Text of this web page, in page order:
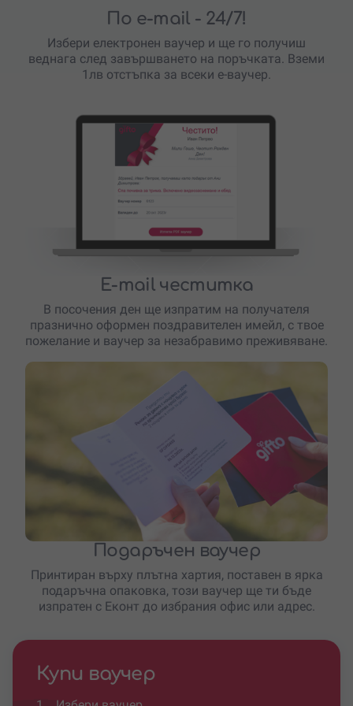
По e-mail - 24/7!
Избери електронен ваучер и ще го получиш
веднага след завършването на поръчката. Вземи
1лв отстъпка за всеки е-ваучер.
E-mail честитка
В посочения ден ще изпратим на получателя
празнично оформен поздравителен имейл, с твое
пожелание и ваучер за незабравимо преживяване.
Подаръчен ваучер
Принтиран върху плътна хартия, поставен в ярка
подаръчна опаковка, този ваучер ще ти бъде
изпратен с Еконт до избрания офис или адрес.
Купи ваучер